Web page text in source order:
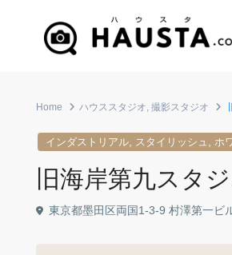
Home ハウススタジオ,撮影スタジオ
インダストリアル スタイリッシュ ホ
旧海岸第九スタ
東京都墨田区両国1-3-9 村澤第一ビ